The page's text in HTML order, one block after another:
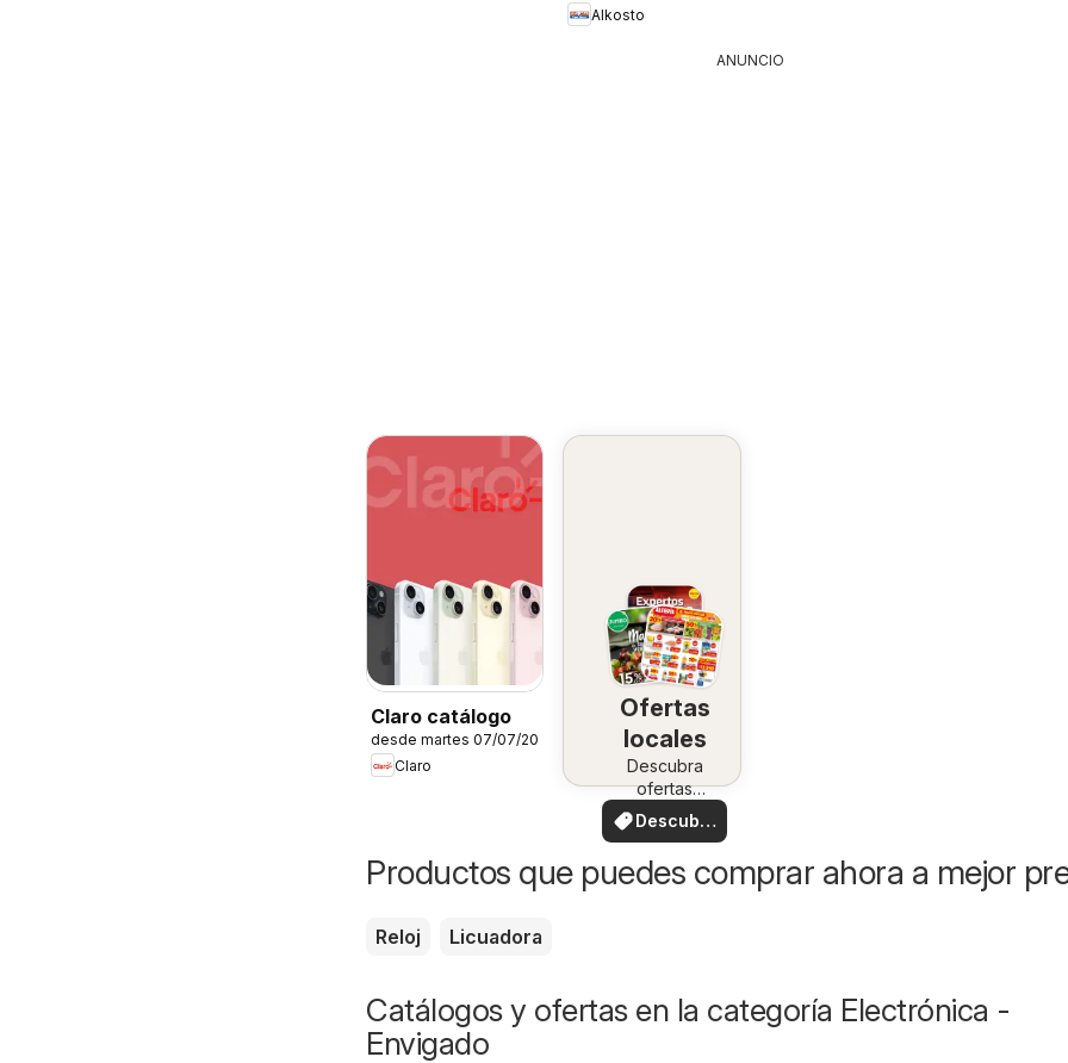
Alkosto
ANUNCIO
Claro catálogo
desde martes 07/07/2026
Claro
Ofertas
locales
Descubra
ofertas
especiales
Descubre
ofertas
Productos que puedes comprar ahora a mejor
Reloj Licuadora
Catálogos y ofertas en la categoría Electrónica -
Envigado